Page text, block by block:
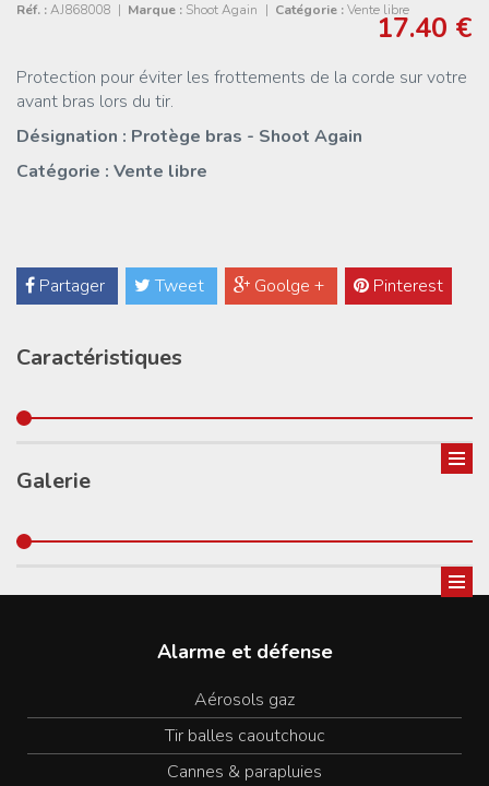
Réf. :AJ868008 | Marque : Shoot Again | Catégorie :Vente libre17.40 €
Protection pour éviter les frottements de la corde sur votre
avant bras lors du tir.
Désignation : Protège bras - Shoot Again
Catégorie : Vente libre
Partager Tweet Goolge + Pinterest
Caractéristiques
Galerie
Alarme et défense
Aérosols gaz
Tir balles caoutchouc
Cannes & parapluies